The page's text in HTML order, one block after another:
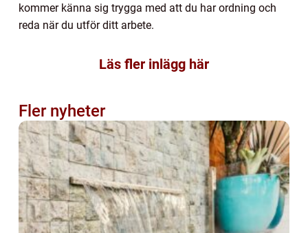
kommer känna sig trygga med att du har ordning och
reda när du utför ditt arbete.
Läs fler inlägg här
Fler nyheter